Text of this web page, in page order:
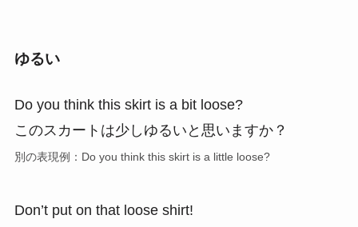
ゆるい
Do you think this skirt is a bit loose?
このスカートは少しゆるいと思いますか？
別の表現例：Do you think this skirt is a little loose?
Don’t put on that loose shirt!